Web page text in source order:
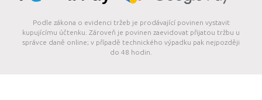
Podle zákona o evidenci tržeb je prodávající povinen vystavit
kupujícímu účtenku. Zároveň je povinen zaevidovat přijatou tržbu u
správce daně online; v případě technického výpadku pak nejpozději
do 48 hodin.